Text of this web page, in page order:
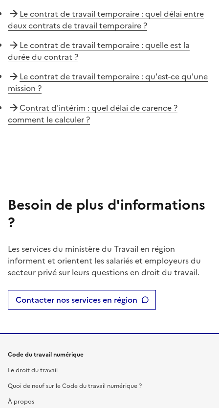
Le contrat de travail temporaire : quel délai entre
deux contrats de travail temporaire ?
Le contrat de travail temporaire : quelle est la
durée du contrat ?
Le contrat de travail temporaire : qu'est-ce qu'une
mission ?
Contrat d'intérim : quel délai de carence ?
comment le calculer ?
Besoin de plus d'informations
?
Les services du ministère du Travail en région
informent et orientent les salariés et employeurs du
secteur privé sur leurs questions en droit du travail.
Contacter nos services en région
Code du travail numérique
Le droit du travail
Quoi de neuf sur le Code du travail numérique ?
À propos